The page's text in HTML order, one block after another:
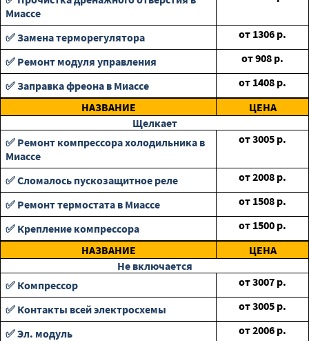
Миассе
✅ Замена терморегулятора от 1306 р.
✅ Ремонт модуля управления
от908 р.
✅ Заправка фреона в Миассе
от 1408 р.
НАЗВАНИЕ
ЦЕНА
Щелкает
✅ Ремонт компрессора холодильника в
Миассе
от3005 р.
✅ Сломалось пускозащитное реле от2008 р.
✅ Ремонт термостата в Миассе
от 1508 р.
✅ Крепление компрессора
от 1500 р.
НАЗВАНИЕ
ЦЕНА
Не включается
✅ Компрессор
от3007 р.
✅ Контакты всей электросхемы
от3005 р.
✅ Эл. модуль
от2006 р.